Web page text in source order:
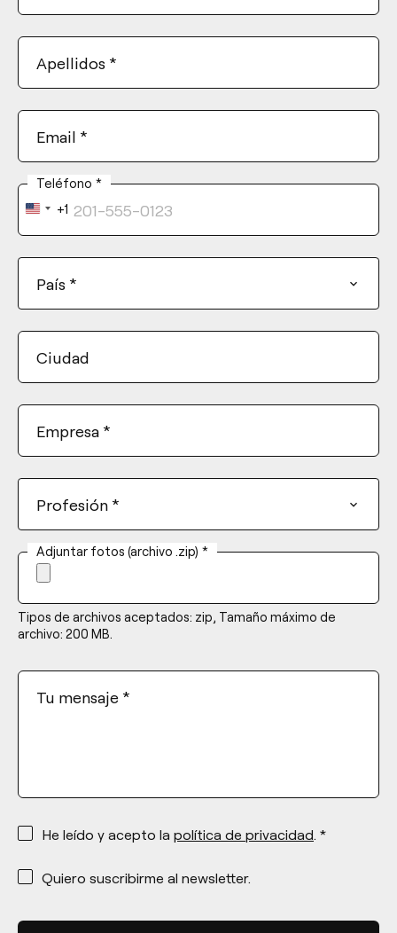
Apellidos *
Email *
Teléfono *
United
States
+1
País *
Ciudad
Empresa *
Profesión *
Adjuntar fotos (archivo .zip) *
Tipos de archivos aceptados: zip, Tamaño máximo de
archivo: 200 MB.
Tu mensaje *
*
He leído y acepto la política de privacidad. *
*
Quiero suscribirme al newsletter.